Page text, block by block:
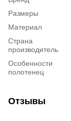
Размеры
Материал
Страна
производитель
Особенности
полотенец
Отзывы